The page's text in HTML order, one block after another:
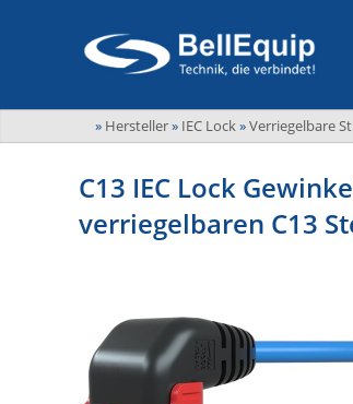
» Hersteller» IEC Lock»Verriegelbare
C13 IEC Lock
verriegelbaren C13